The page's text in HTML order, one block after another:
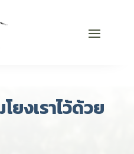
ยงเราไว้ด้วย